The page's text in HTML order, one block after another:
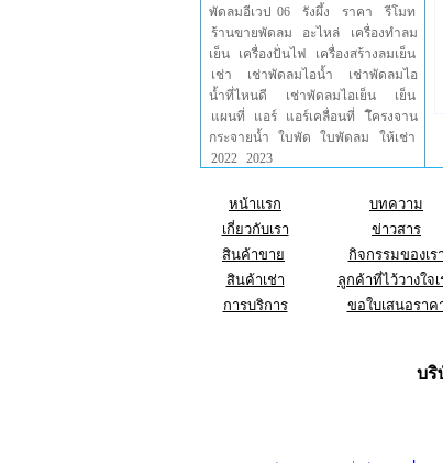
พัดลมอีเวป 06
รังผึ้ง ราคา
รีโมท
ร้านขายพัดลม
อะไหล่
เครื่องทำลม
เย็น
เครื่องปั่นไฟ
เครื่องสร้างลมเย็น
เช่า
เช่าพัดลมไอน้ำ
เช่าพัดลมไอ
น้ำที่ไหนดี
เช่าพัดลมไอเย็น
เย็น
แผนที่
แอร์ แอร์เคลื่อนที่
โึครงจาน
กระจายน้ำ
ใบพัด ใบพัดลม
ให้เช่า
2022
2023
หน้าแรก บทความ
เกี่ยวกับเรา
ข่าวสาร
สินค้าขาย
กิจกรรมของเรา
สินค้าเช่า
ลูกค้าที่ไว้วางใจเ
การบริการ
ขอใบเสนอราค
บริ